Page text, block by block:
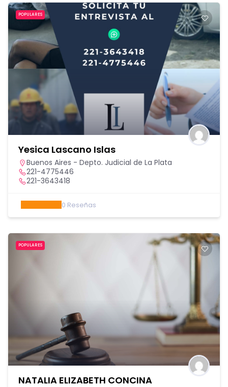
POPULARES
Yesica Lascano Islas
Buenos Aires - Depto. Judicial de La Plata
221-4775446
221-3643418
0 Reseñas
POPULARES
NATALIA ELIZABETH CONCINA